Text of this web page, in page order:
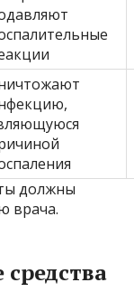
должны
врача.